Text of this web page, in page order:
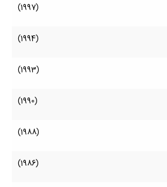
(1997)
(1994)
(1993)
(1990)
(1988)
(1986)